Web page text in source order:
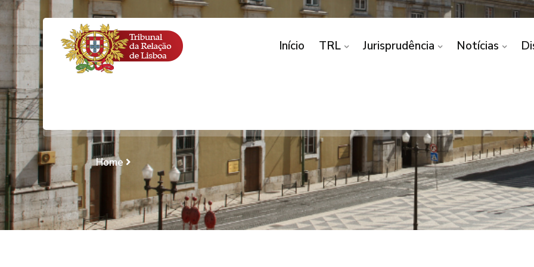
Início TRL Jurisprudência Notícias
MEDIDA DA PENA/ CONDIÇÕES
TOXICODEPENDÊNCIA/
FACTO
Home MEDIDA DA PENA/ CONDIÇÕES PESSOAIS DO ARGUIDO/ TOXICODEPENDÊNCIA/